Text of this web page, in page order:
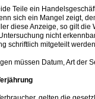
Teile ein
sich ein Mangel zeigt,
diese Anzeige, so gilt
nicht
schriftlich mitgeteilt
müssen Datum, Art der